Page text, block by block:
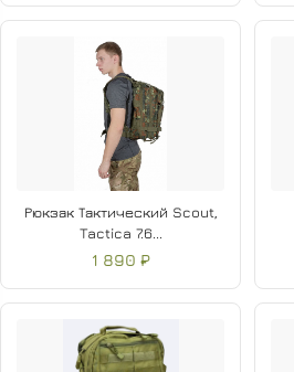
Рюкзак Тактический Scout,
Tactica 7.6...
1 890 ₽